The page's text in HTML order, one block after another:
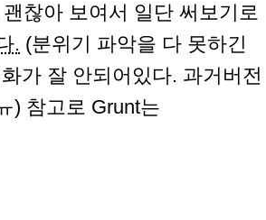
찮아 보여서 일단 써보기로
. (분위기 파악을 다 못하긴
가 잘 안되어있다. 과거버전
) 참고로 Grunt는